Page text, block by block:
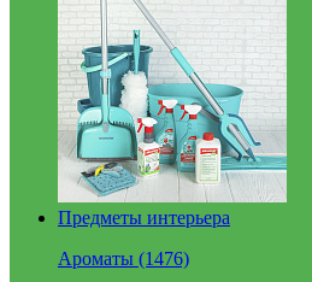
Предметы интерьера
Ароматы (1476)